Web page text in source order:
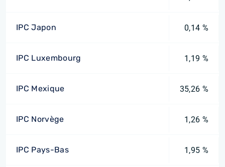
IPC Japon 0,14 %
IPC Luxembourg 1,19 %
IPC Mexique 35,26 %
IPC Norvège 1,26 %
IPC Pays-Bas 1,95 %